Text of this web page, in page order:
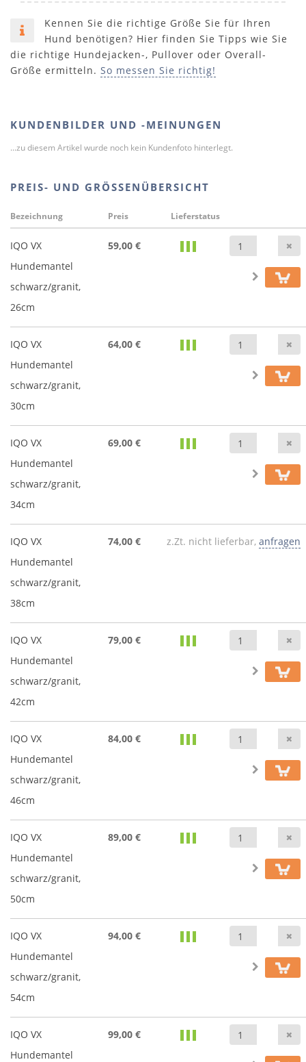
Kennen Sie die richtige Größe Sie für Ihren
Hund benötigen? Hier finden Sie Tipps wie Sie
die richtige Hundejacken-, Pullover oder Overall-
Größe ermitteln. So messen Sie richtig!
KUNDENBILDER UND -MEINUNGEN
...zu diesem Artikel wurde noch kein Kundenfoto hinterlegt.
PREIS- UND GRÖSSENÜBERSICHT
Bezeichnung Preis Lieferstatus
IQO VX
Hundemantel
schwarz/granit,
26cm
59,00 €
IQO VX
Hundemantel
schwarz/granit,
30cm
64,00 €
IQO VX
Hundemantel
schwarz/granit,
34cm
69,00 €
IQO VX
Hundemantel
schwarz/granit,
38cm
74,00 € z.Zt. nicht lieferbar, anfragen
IQO VX
Hundemantel
schwarz/granit,
42cm
79,00 €
IQO VX
Hundemantel
schwarz/granit,
46cm
84,00 €
IQO VX
Hundemantel
schwarz/granit,
50cm
89,00 €
IQO VX
Hundemantel
schwarz/granit,
54cm
94,00 €
IQO VX
Hundemantel
99,00 €